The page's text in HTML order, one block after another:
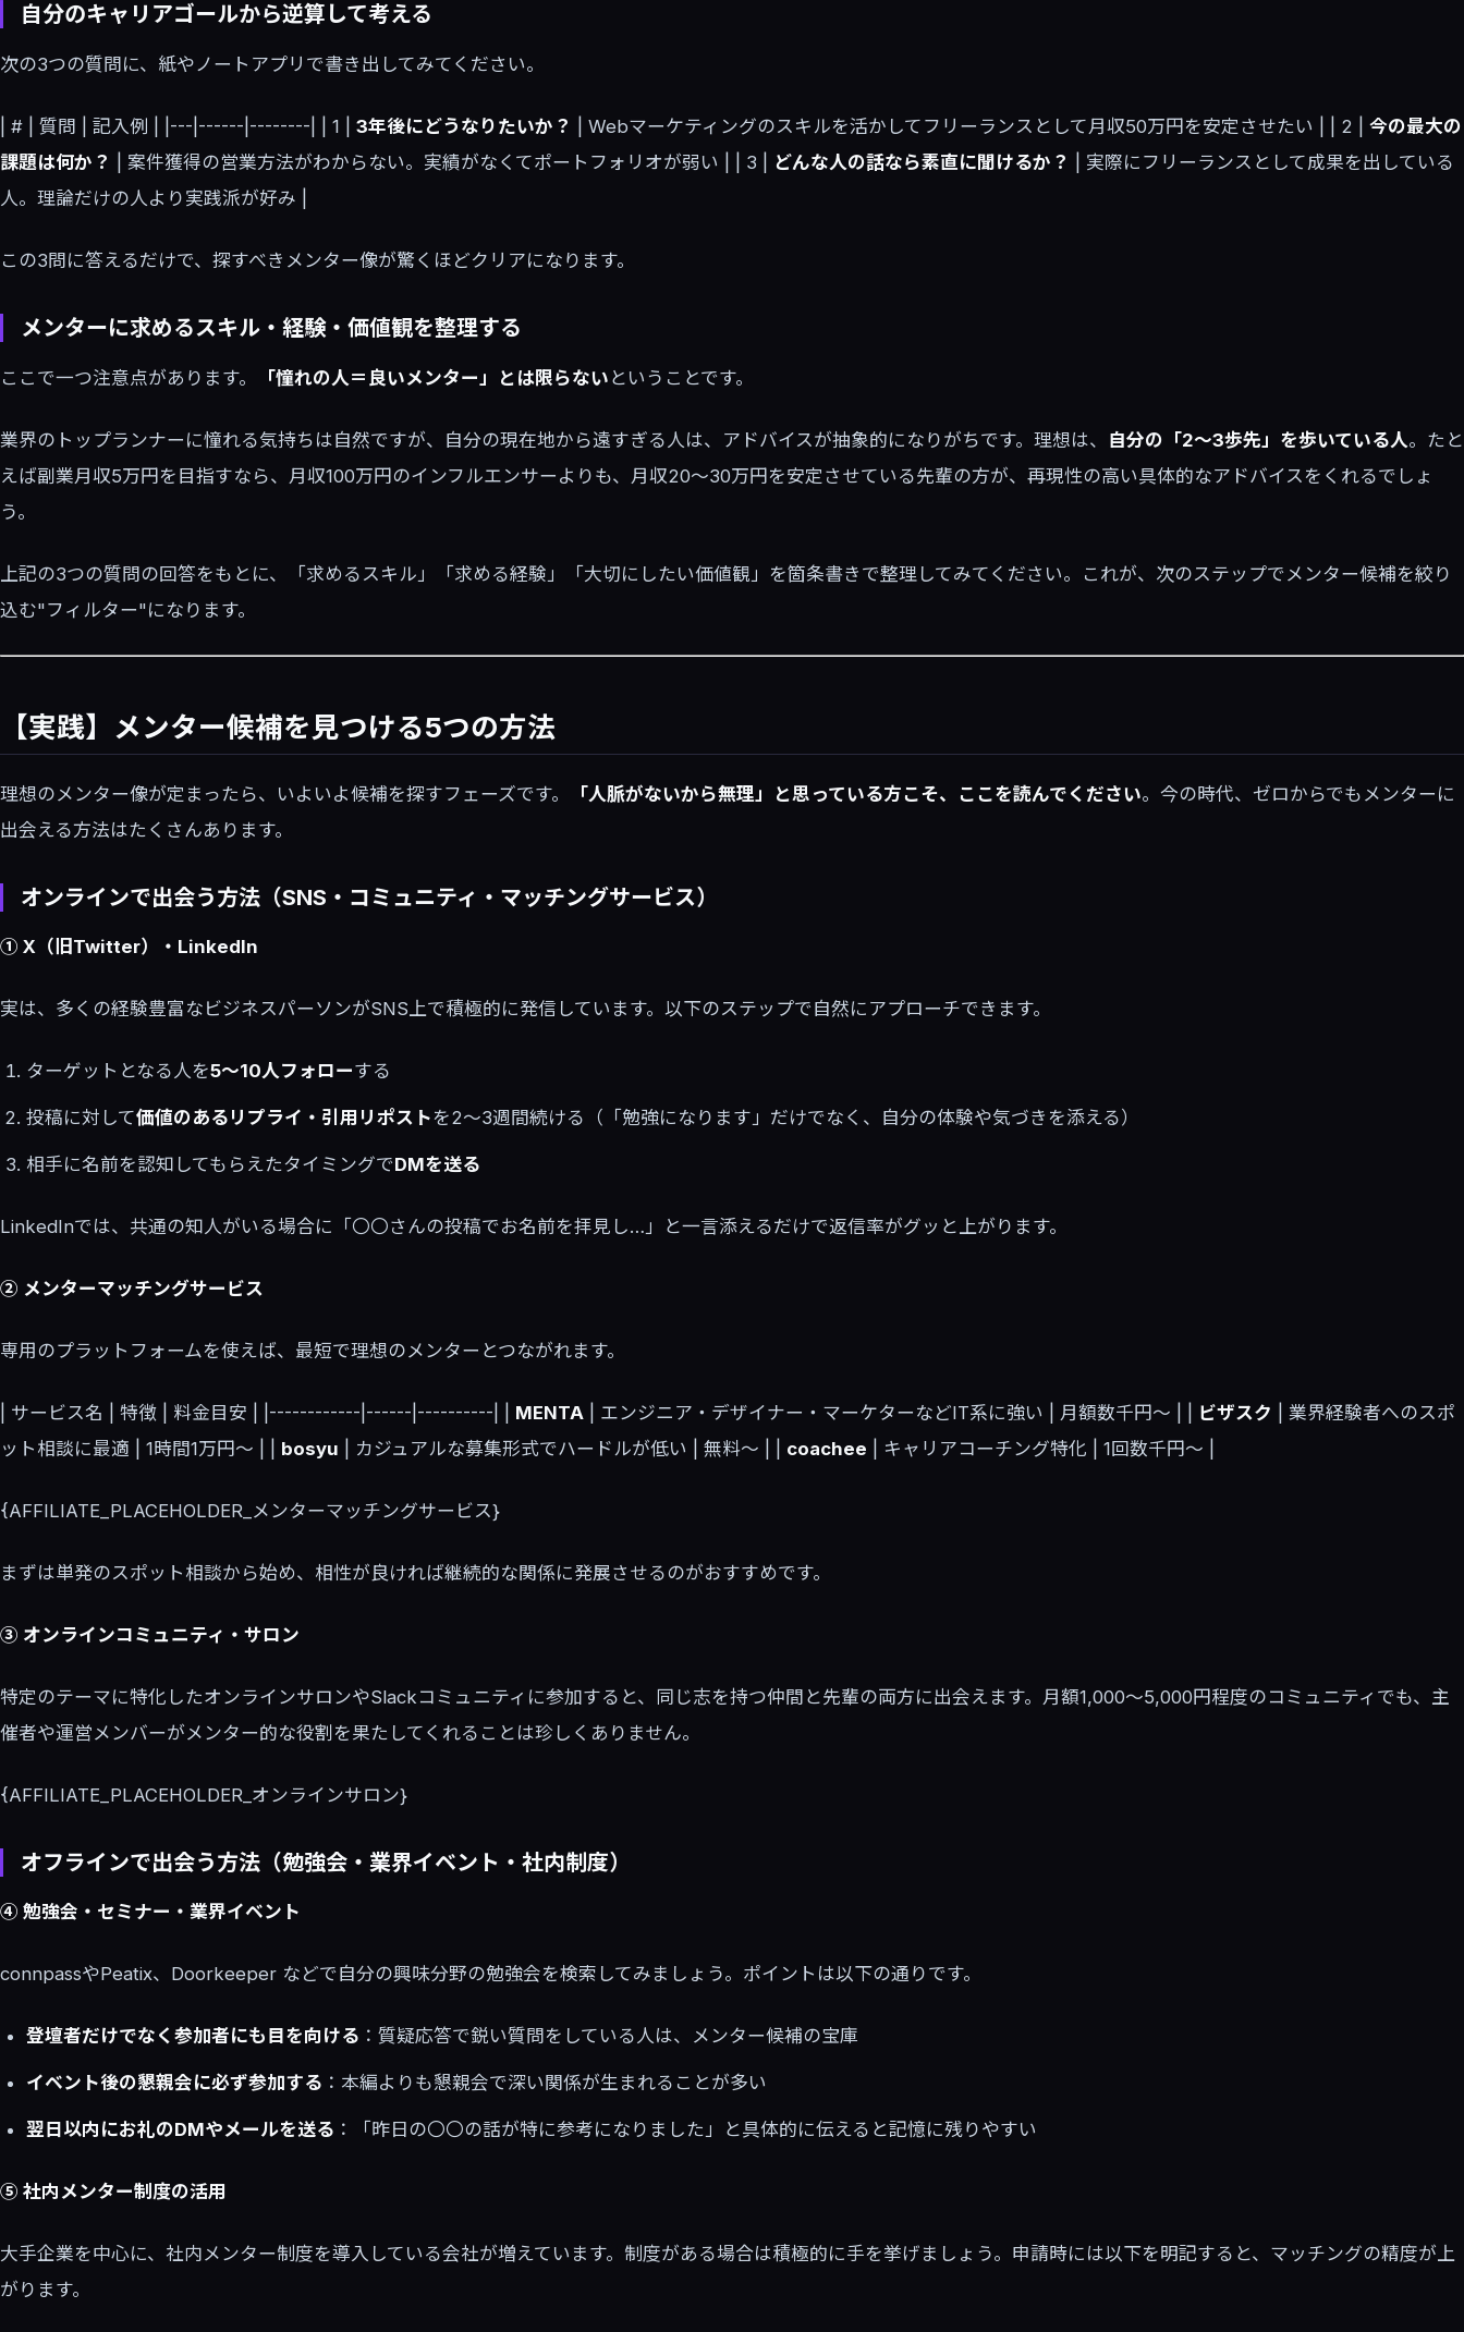
自分のキャリアゴールから逆算して考える
次の3つの質問に、紙やノートアプリで書き出してみてください。
| # | 質問 | 記入例 | |---|------|--------| | 1 | 3年後にどうなりたいか？ | Webマーケティングのスキルを活かしてフリーランスとして月収50万円を安定させたい | | 2 | 今の最大の
課題は何か？
| 案件獲得の営業方法がわからない。実績がなくてポートフォリオが弱い | | 3 | どんな人の話なら素直に聞けるか？
| 実際にフリーランスとして成果を出している
人。理論だけの人より実践派が好み |
この3問に答えるだけで、探すべきメンター像が驚くほどクリアになります。
メンターに求めるスキル・経験・価値観を整理する
ここで一つ注意点があります。 「憧れの人＝良いメンター」とは限らない ということです。
業界のトップランナーに憧れる気持ちは自然ですが、自分の現在地から遠すぎる人は、アドバイスが抽象的になりがちです。理想は、 自分の「2〜3歩先」を歩いている人。たと
えば副業月収5万円を目指すなら、月収100万円のインフルエンサーよりも、月収20〜30万円を安定させている先輩の方が、再現性の高い具体的なアドバイスをくれるでしょ
う。
上記の3つの質問の回答をもとに、「求めるスキル」「求める経験」「大切にしたい価値観」を箇条書きで整理してみてください。これが、次のステップでメンター候補を絞り
込む"フィルター"になります。
【実践】メンター候補を見つける5つの方法
理想のメンター像が定まったら、いよいよ候補を探すフェーズです。 「人脈がないから無理」と思っている方こそ、ここを読んでください。今の時代、ゼロからでもメンターに
出会える方法はたくさんあります。
オンラインで出会う方法（SNS・コミュニティ・マッチングサービス）
① X（旧Twitter）・LinkedIn
実は、多くの経験豊富なビジネスパーソンがSNS上で積極的に発信しています。以下のステップで自然にアプローチできます。
ターゲットとなる人を5〜10人フォローする
投稿に対して価値のあるリプライ・引用リポストを2〜3週間続ける（「勉強になります」だけでなく、自分の体験や気づきを添える）
相手に名前を認知してもらえたタイミングでDMを送る
LinkedInでは、共通の知人がいる場合に「〇〇さんの投稿でお名前を拝見し…」と一言添えるだけで返信率がグッと上がります。
② メンターマッチングサービス
専用のプラットフォームを使えば、最短で理想のメンターとつながれます。
| サービス名 | 特徴 | 料金目安 | |------------|------|----------| | MENTA | エンジニア・デザイナー・マーケターなどIT系に強い | 月額数千円〜 | | ビザスク | 業界経験者へのスポ
ット相談に最適 | 1時間1万円〜 | | bosyu | カジュアルな募集形式でハードルが低い | 無料〜 | | coachee | キャリアコーチング特化 | 1回数千円〜 |
{AFFILIATE_PLACEHOLDER_メンターマッチングサービス}
まずは単発のスポット相談から始め、相性が良ければ継続的な関係に発展させるのがおすすめです。
③ オンラインコミュニティ・サロン
特定のテーマに特化したオンラインサロンやSlackコミュニティに参加すると、同じ志を持つ仲間と先輩の両方に出会えます。月額1,000〜5,000円程度のコミュニティでも、主
催者や運営メンバーがメンター的な役割を果たしてくれることは珍しくありません。
{AFFILIATE_PLACEHOLDER_オンラインサロン}
オフラインで出会う方法（勉強会・業界イベント・社内制度）
④ 勉強会・セミナー・業界イベント
connpassやPeatix、Doorkeeper などで自分の興味分野の勉強会を検索してみましょう。ポイントは以下の通りです。
登壇者だけでなく参加者にも目を向ける ：質疑応答で鋭い質問をしている人は、メンター候補の宝庫
イベント後の懇親会に必ず参加する ：本編よりも懇親会で深い関係が生まれることが多い
翌日以内にお礼のDMやメールを送る ：「昨日の〇〇の話が特に参考になりました」と具体的に伝えると記憶に残りやすい
⑤ 社内メンター制度の活用
大手企業を中心に、社内メンター制度を導入している会社が増えています。制度がある場合は積極的に手を挙げましょう。申請時には以下を明記すると、マッチングの精度が上
がります。